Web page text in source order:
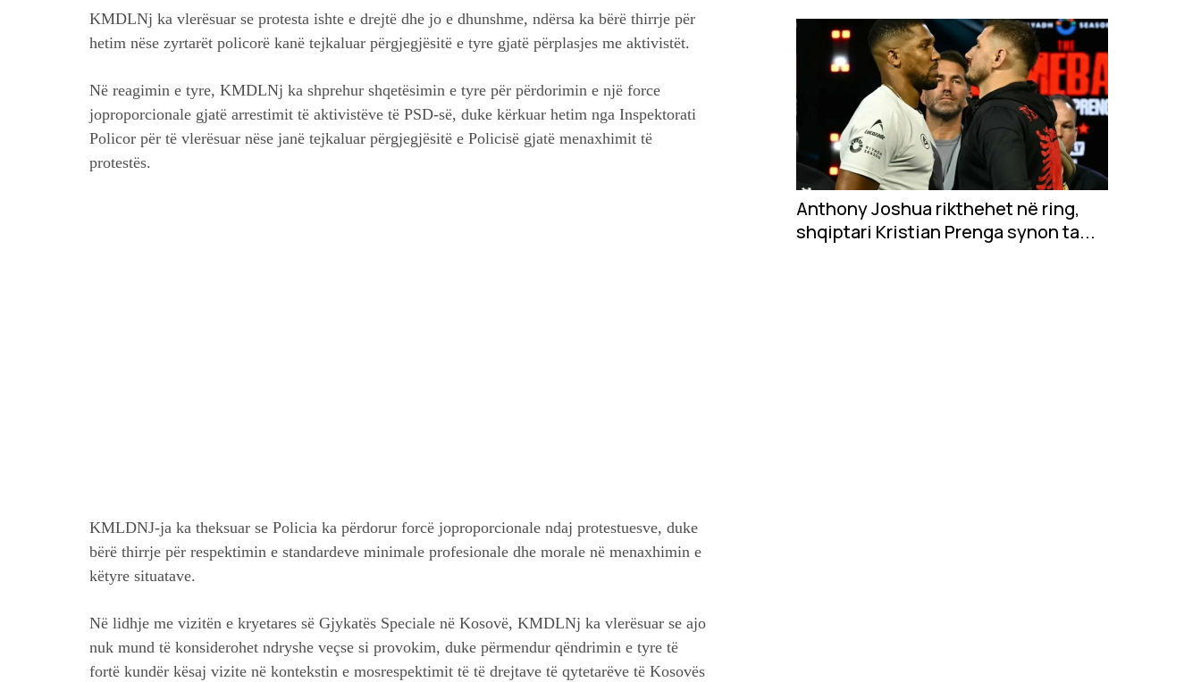
KMDLNj ka vlerësuar se protesta ishte e drejtë dhe jo e dhunshme, ndërsa ka bërë thirrje për
hetim nëse zyrtarët policorë kanë tejkaluar përgjegjësitë e tyre gjatë përplasjes me aktivistët.
Në reagimin e tyre, KMDLNj ka shprehur shqetësimin e tyre për përdorimin e një force
joproporcionale gjatë arrestimit të aktivistëve të PSD-së, duke kërkuar hetim nga Inspektorati
Policor për të vlerësuar nëse janë tejkaluar përgjegjësitë e Policisë gjatë menaxhimit të
protestës.
KMLDNJ-ja ka theksuar se Policia ka përdorur forcë joproporcionale ndaj protestuesve, duke
bërë thirrje për respektimin e standardeve minimale profesionale dhe morale në menaxhimin e
këtyre situatave.
Në lidhje me vizitën e kryetares së Gjykatës Speciale në Kosovë, KMDLNj ka vlerësuar se ajo
nuk mund të konsiderohet ndryshe veçse si provokim, duke përmendur qëndrimin e tyre të
fortë kundër kësaj vizite në kontekstin e mosrespektimit të të drejtave të qytetarëve të Kosovës
Anthony Joshua rikthehet në ring,
shqiptari Kristian Prenga synon ta...